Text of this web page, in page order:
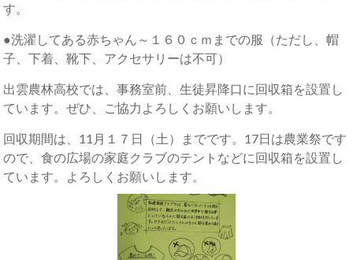
す。
●洗濯してある赤ちゃん～１６０ｃｍまでの服（ただし、帽
子、下着、靴下、アクセサリーは不可）
出雲農林高校では、事務室前、生徒昇降口に回収箱を設置し
ています。ぜひ、ご協力よろしくお願いします。
回収期間は、11月１７日（土）までです。17日は農業祭です
ので、食の広場の家庭クラブのテントなどに回収箱を設置し
ています。よろしくお願いします。